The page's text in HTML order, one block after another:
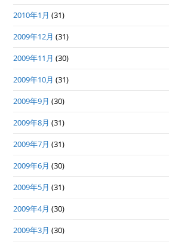
2010年1月 (31)
2009年12月 (31)
2009年11月 (30)
2009年10月 (31)
2009年9月 (30)
2009年8月 (31)
2009年7月 (31)
2009年6月 (30)
2009年5月 (31)
2009年4月 (30)
2009年3月 (30)